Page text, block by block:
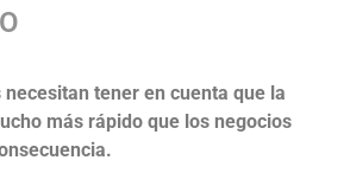
tener en cuenta que la
más rápido que los negocios